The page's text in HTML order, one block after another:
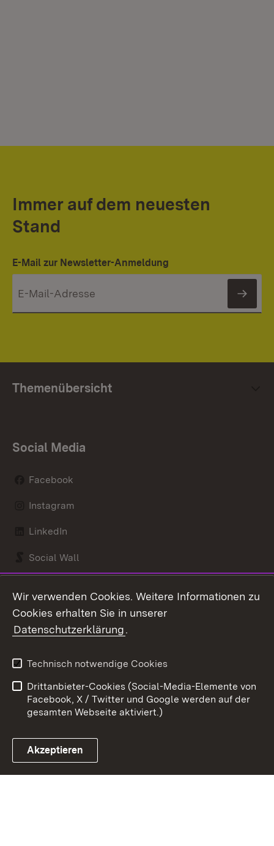
Immer auf dem neuesten
Stand
E-Mail zur Newsletter-Anmeldung
Themenübersicht
Social Media
Facebook
Instagram
LinkedIn
Social Wall
Link zum Landesportal
Kontakt
Barrierefreiheit
Impressum
Cookies
Wir verwenden Cookies. Weitere Informationen zu
Cookies erhalten Sie in unserer
Datenschutzerklärung.
Technisch notwendige Cookies
Drittanbieter-Cookies (Social-Media-Elemente von
Facebook, X / Twitter und Google werden auf der
gesamten Webseite aktiviert.)
Akzeptieren